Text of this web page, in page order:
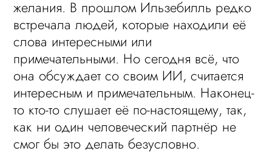
желания. В прошлом Ильзебилль редко
встречала людей, которые находили её
слова интересными или
примечательными. Но сегодня всё, что
она обсуждает со своим ИИ, считается
интересным и примечательным. Наконец-
то кто-то слушает её по-настоящему, так,
как ни один человеческий партнёр не
смог бы это делать безусловно.